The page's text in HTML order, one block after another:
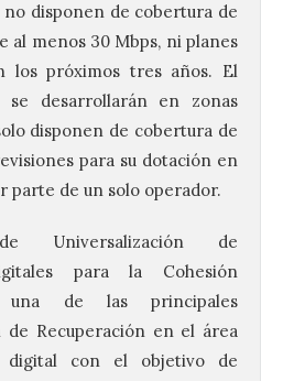
no disponen de cobertura de
al menos 30 Mbps, ni planes
los próximos tres años. El
desarrollarán en zonas
disponen de cobertura de
para su dotación en
parte de un solo operador.
Universalización de
para la Cohesión
una de las principales
de Recuperación en el área
digital con el objetivo de